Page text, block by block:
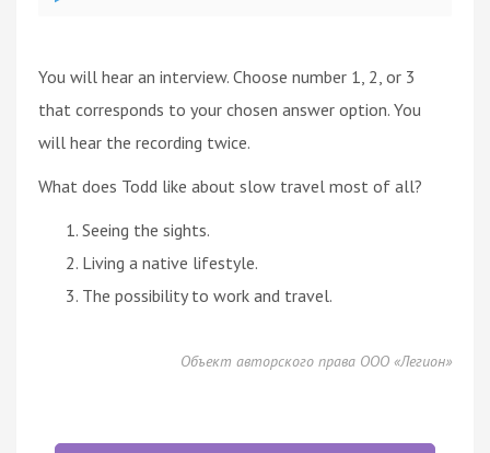
You will hear an interview. Choose number 1, 2, or 3
that corresponds to your chosen answer option. You
will hear the recording twice.
What does Todd like about slow travel most of all?
Seeing the sights.
Living a native lifestyle.
The possibility to work and travel.
Объект авторского права ООО «Легион»